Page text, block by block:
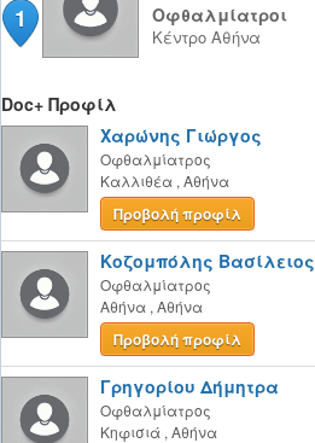
1 Οφθαλμίατροι
Κέντρο Αθήνα
Doc+ Προφίλ
Χαρώνης Γιώργος
Οφθαλμίατρος
Καλλιθέα , Αθήνα
Προβολή προφίλ
Κοζομπόλης Βασίλειος
Οφθαλμίατρος
Αθήνα , Αθήνα
Προβολή προφίλ
Γρηγορίου Δήμητρα
Οφθαλμίατρος
Κηφισιά , Αθήνα